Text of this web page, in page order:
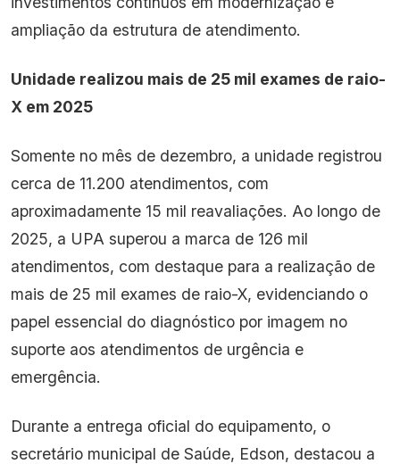
ampliação da estrutura de atendimento.
Unidade realizou mais de 25 mil exames de raio-
X em 2025
Somente no mês de dezembro, a unidade registrou
cerca de 11.200 atendimentos, com
aproximadamente 15 mil reavaliações. Ao longo de
2025, a UPA superou a marca de 126 mil
atendimentos, com destaque para a realização de
mais de 25 mil exames de raio-X, evidenciando o
papel essencial do diagnóstico por imagem no
suporte aos atendimentos de urgência e
emergência.
Durante a entrega oficial do equipamento, o
secretário municipal de Saúde, Edson, destacou a